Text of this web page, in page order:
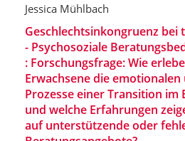
Jessica Mühlbach
Geschlechtsinkongruenz bei
- Psychosoziale
: Forschungsfrage: Wie
Erwachsene die
Prozesse einer Transition im
und welche Erfahrungen
auf unterstützende oder